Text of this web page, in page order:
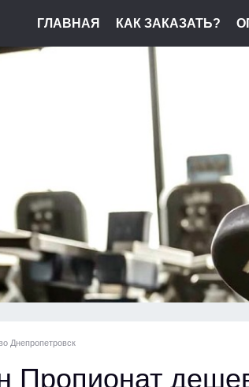
ГЛАВНАЯ КАК ЗАКАЗАТЬ?
Днепропетровск
Пропионат